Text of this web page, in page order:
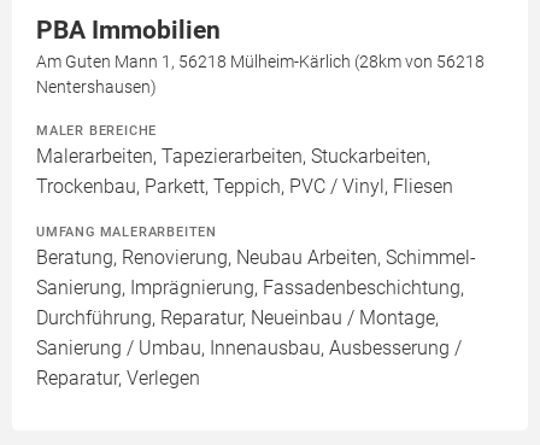
PBA Immobilien
Am Guten Mann 1, 56218 Mülheim-Kärlich (28km von 56218
Nentershausen)
MALER BEREICHE
Malerarbeiten, Tapezierarbeiten, Stuckarbeiten,
Trockenbau, Parkett, Teppich, PVC / Vinyl, Fliesen
UMFANG MALERARBEITEN
Beratung, Renovierung, Neubau Arbeiten, Schimmel-
Sanierung, Imprägnierung, Fassadenbeschichtung,
Durchführung, Reparatur, Neueinbau / Montage,
Sanierung / Umbau, Innenausbau, Ausbesserung /
Reparatur, Verlegen